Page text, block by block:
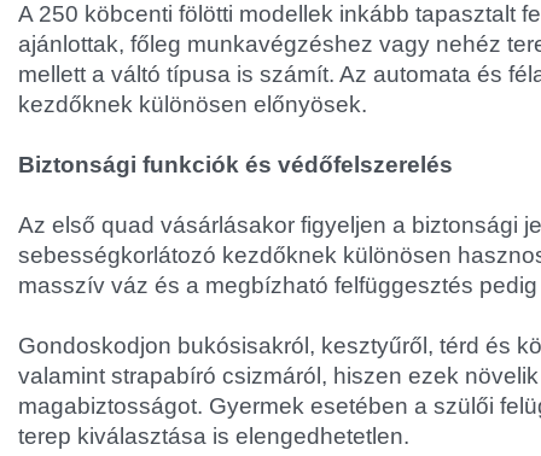
A 250 köbcenti fölötti modellek inkább tapasztalt
ajánlottak, főleg munkavégzéshez vagy nehéz
mellett a váltó típusa is számít. Az automata és
kezdőknek különösen előnyösek.
Biztonsági funkciók és védőfelszerelés
Az első quad vásárlásakor figyeljen a biztonsági
sebességkorlátozó kezdőknek különösen
masszív váz és a megbízható felfüggesztés
Gondoskodjon bukósisakról, kesztyűről, térd és
valamint strapabíró csizmáról, hiszen ezek
magabiztosságot. Gyermek esetében a szülői
terep kiválasztása is elengedhetetlen.